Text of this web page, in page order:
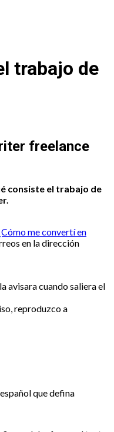
trabajo de
freelance
consiste el trabajo de
me convertí en
en la dirección
avisara cuando saliera el
reproduzco a
que defina